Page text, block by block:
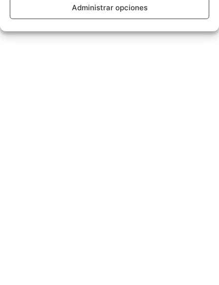
Administrar opciones